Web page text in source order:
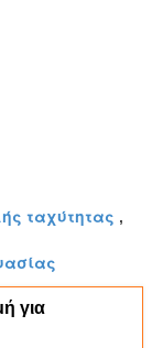
ταχύτητας ,
για